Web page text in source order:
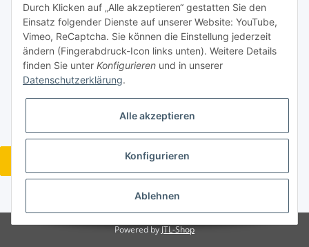
* Alle Preise inkl. gesetzlicher USt., zzgl.Versand
Powered byJTL-Shop
Durch Klicken auf „Alle akzeptieren“ gestatten Sie den
Einsatz folgender Dienste auf unserer Website: YouTube,
Vimeo, ReCaptcha. Sie können die Einstellung jederzeit
ändern (Fingerabdruck-Icon links unten). Weitere Details
finden Sie unter Konfigurieren und in unserer
Datenschutzerklärung.
Alle akzeptieren
Konfigurieren
Ablehnen